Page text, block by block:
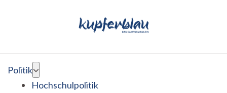
Politik
Hochschulpolitik